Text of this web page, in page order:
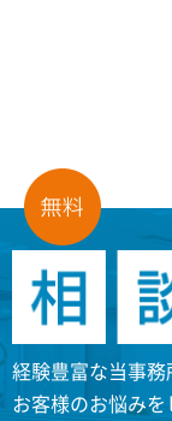
経験豊富な当事務
お客様のお悩み